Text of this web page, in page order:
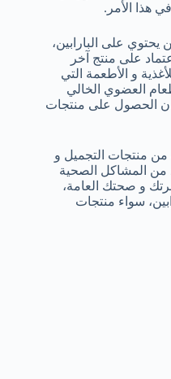
هذا الأمر.
يحتوي على البارابين،
على منتج آخر
و الأطعمة التي
العضوي الخالي
الحصول على منتجات
منتجات التجميل و
من المشاكل الصحية
و صحتك العامة،
سواء منتجات